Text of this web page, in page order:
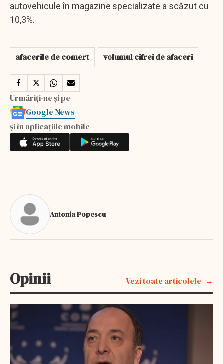
autovehicule în magazine specializate a scăzut cu
10,3%.
afacerile de comert volumul cifrei de afaceri
Urmăriți-ne și pe
Google News
și în aplicațiile mobile
Antonia Popescu
Opinii Vezi toate articolele